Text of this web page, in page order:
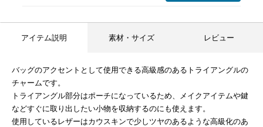
アイテム説明 素材・サイズ レビュー
バッグのアクセントとして使用できる高級感のあるトライアングルの
チャームです。
トライアングル部分はポーチになっているため、メイクアイテムや鍵
などすぐに取り出したい小物を収納するのにも使えます。
使用しているレザーはカウスキンで少しツヤのあるような高級化のあ